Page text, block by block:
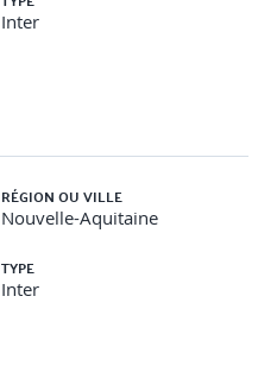
Inter
RÉGION OU VILLE
Nouvelle-Aquitaine
TYPE
Inter